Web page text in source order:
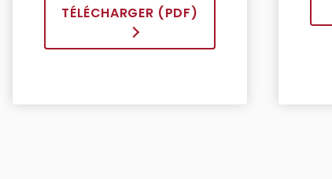
TÉLÉCHARGER (PDF)